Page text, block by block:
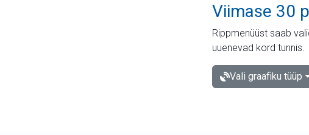
Viimase 30
Rippmenüüst saab
uuenevad kord tunnis.
Vali graafiku tüüp